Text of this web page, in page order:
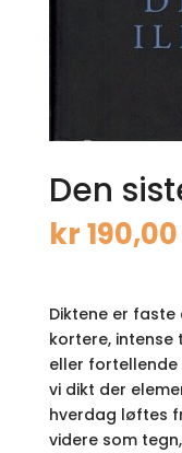
Den
kr190,00
Diktene er faste
kortere, intense
eller fortellende
vi dikt der
hverdag løftes
videre som